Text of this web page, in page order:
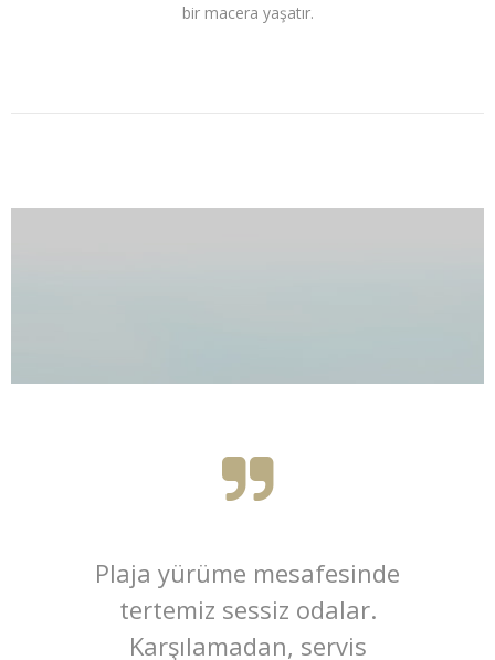
bir macera yaşatır.
Plaja yürüme mesafesinde
tertemiz sessiz odalar.
Karşılamadan, servis